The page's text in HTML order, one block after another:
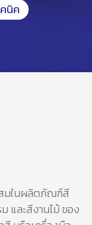
นิค
สมในผลิตภัณฑ์สี
และสีงานไม้ ของ